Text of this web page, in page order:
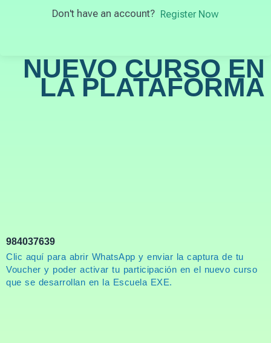
Don't have an account? Register Now
NUEVO CURSO EN
LA PLATAFORMA
984037639
Clic aquí para abrir WhatsApp y enviar la captura de tu
Voucher y poder activar tu participación en el nuevo curso
que se desarrollan en la Escuela EXE.